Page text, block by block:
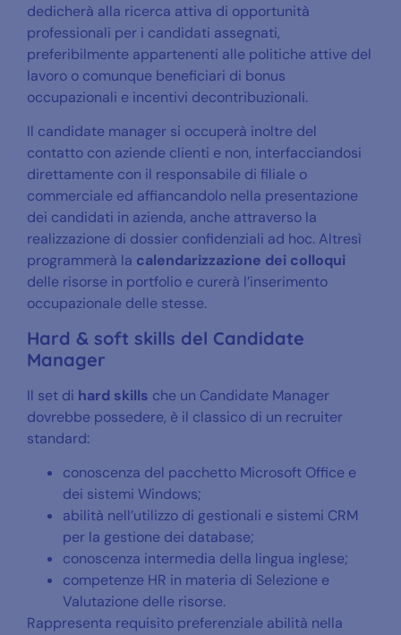
dedicherà alla ricerca attiva di opportunità
professionali per i candidati assegnati,
preferibilmente appartenenti alle politiche attive del
lavoro o comunque beneficiari di bonus
occupazionali e incentivi decontribuzionali.
Il candidate manager si occuperà inoltre del
contatto con aziende clienti e non, interfacciandosi
direttamente con il responsabile di filiale o
commerciale ed affiancandolo nella presentazione
dei candidati in azienda, anche attraverso la
realizzazione di dossier confidenziali ad hoc. Altresì
programmerà la calendarizzazione dei colloqui
delle risorse in portfolio e curerà l’inserimento
occupazionale delle stesse.
Hard & soft skills del Candidate
Manager
Il set di hard skills che un Candidate Manager
dovrebbe possedere, è il classico di un recruiter
standard:
conoscenza del pacchetto Microsoft Office e
dei sistemi Windows;
abilità nell’utilizzo di gestionali e sistemi CRM
per la gestione dei database;
conoscenza intermedia della lingua inglese;
competenze HR in materia di Selezione e
Valutazione delle risorse.
Rappresenta requisito preferenziale abilità nella